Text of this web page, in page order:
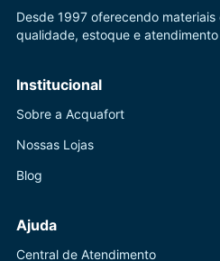
Desde 1997 oferecendo
qualidade, estoque e
Institucional
Sobre a Acquafort
Nossas Lojas
Blog
Ajuda
Central de Atendimento